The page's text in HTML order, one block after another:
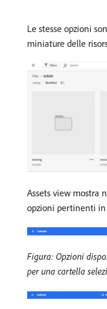
Le stesse opzioni
miniature delle
Assets view mostra
opzioni pertinenti in
Figura: Opzioni
per una cartella